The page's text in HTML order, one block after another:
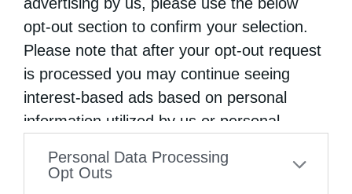
opt-out section to confirm your selection.
Please note that after your opt-out request
is processed you may continue seeing
interest-based ads based on personal
information utilized by us or personal
to your opt-out. You may separately opt-out
Personal Data Processing
Opt Outs
αποκατάστασης».
Ο κ. Τζιτζικώστας δώρισε στον κ. Μαρτίνο,
με την ευκαιρία της πρώτης επίσκεψής του
στην Περιφέρεια ένα λεύκωμα από την
έκθεση της Περιφέρειας Κεντρικής
Μακεδονίας για το Άγιον Όρος, που